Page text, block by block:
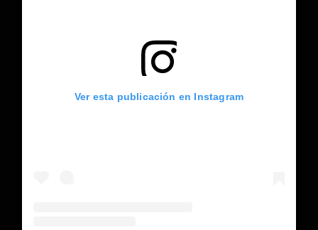
Ver esta publicación en Instagram